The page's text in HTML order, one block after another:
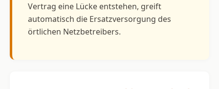
Vertrag eine Lücke entstehen, greift
automatisch die Ersatzversorgung des
örtlichen Netzbetreibers.